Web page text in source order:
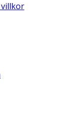
villkor